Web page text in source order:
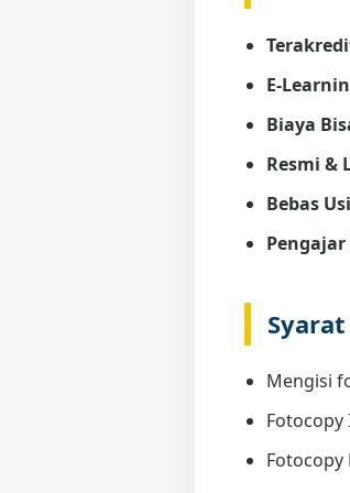
E-
Biaya
Resmi &
Bebas
Mengisi
Fotocopy
Fotocopy